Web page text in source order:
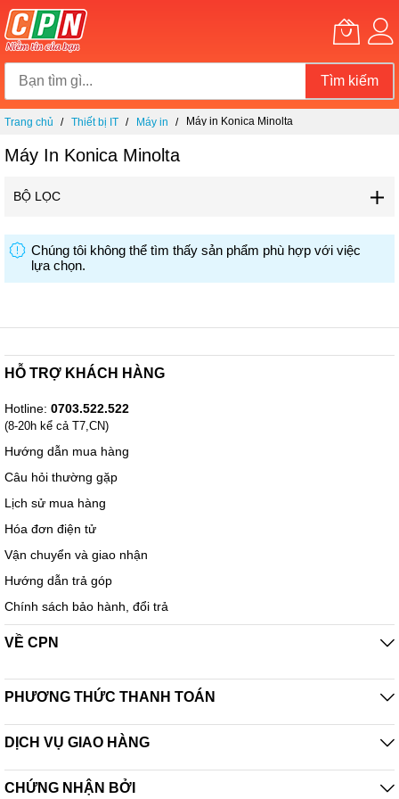
Tìm kiếm
Chuyển
nội
Trang chủ Thiết bị IT Máy in Máy in Konica Minolta
Máy In Konica Minolta
BỘ LỌC
Chúng tôi không thể tìm thấy sản phẩm phù hợp với việc
lựa chọn.
HỖ TRỢ KHÁCH HÀNG
Hotline: 0703.522.522
(8-20h kể cả T7,CN)
Hướng dẫn mua hàng
Câu hỏi thường gặp
Lịch sử mua hàng
Hóa đơn điện tử
Vận chuyển và giao nhận
Hướng dẫn trả góp
Chính sách bảo hành, đổi trả
VỀ CPN
PHƯƠNG THỨC THANH TOÁN
DỊCH VỤ GIAO HÀNG
CHỨNG NHẬN BỞI